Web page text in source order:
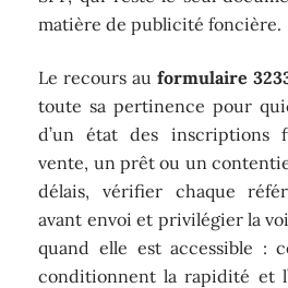
matière de publicité foncière.
Le recours au formulaire
toute sa pertinence pour
d’un état des inscriptions
vente, un prêt ou un
délais, vérifier chaque
avant envoi et privilégier la
quand elle est accessible :
conditionnent la rapidité et